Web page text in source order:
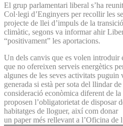
El grup parlamentari liberal s’ha
Col·legi d’Enginyers per recollir les
projecte de llei d’impuls de la
climàtic, segons va informar ahir
“positivament” les aportacions.
Un dels canvis que es volen introduir
que no ofereixen serveis energètics
algunes de les seves activitats puguin
generada si està per sota del llindar
consideració econòmica diferent de
proposen l’obligatorietat de disposar
habitatges de lloguer, així com donar
un paper més rellevant a l’Oficina